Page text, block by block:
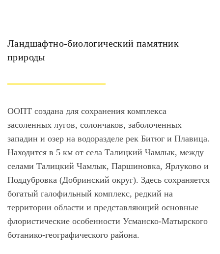
Ландшафтно-биологический памятник
природы
ООПТ создана для сохранения комплекса
засоленных лугов, солончаков, заболоченных
западин и озер на водоразделе рек Битюг и Плавица.
Находится в 5 км от села Талицкий Чамлык, между
селами Талицкий Чамлык, Паршиновка, Ярлуково и
Поддубровка (Добринский округ). Здесь сохраняется
богатый галофильный комплекс, редкий на
территории области и представляющий основные
флористические особенности Усманско-Матырского
ботанико-географического района.